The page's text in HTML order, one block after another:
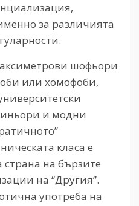
за различията
шофьори
или хомофоби,
и модни
класа е
страна на бързите
на “Другия”.
употреба на